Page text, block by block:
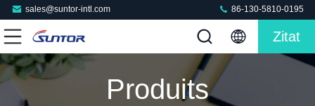
sales@suntor-intl.com 86-130-5810-0195
Zitat
Produits